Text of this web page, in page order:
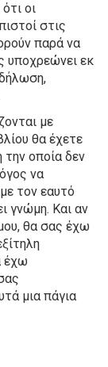
οι
στις
παρά να
υποχρεώνει εκ
με
θα έχετε
την οποία δεν
να
τον εαυτό
γνώμη. Και αν
θα σας έχω
έχω
μια πάγια